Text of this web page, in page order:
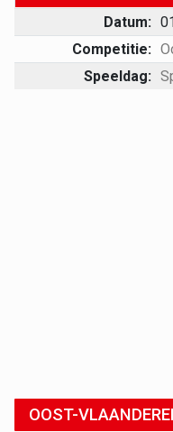
Datum:
Competitie:
Speeldag:
OOST-